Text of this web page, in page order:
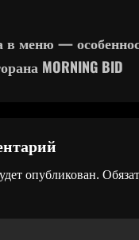
в меню —
MORNING BID
опубликован.